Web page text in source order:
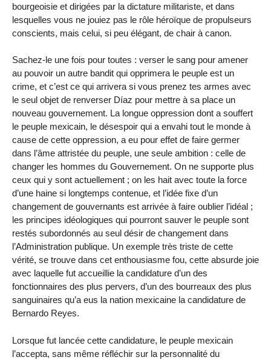
bourgeoisie et dirigées par la dictature militariste, et dans
lesquelles vous ne jouiez pas le rôle héroïque de propulseurs
conscients, mais celui, si peu élégant, de chair à canon.
Sachez-le une fois pour toutes : verser le sang pour amener
au pouvoir un autre bandit qui opprimera le peuple est un
crime, et c’est ce qui arrivera si vous prenez tes armes avec
le seul objet de renverser Díaz pour mettre à sa place un
nouveau gouvernement. La longue oppression dont a souffert
le peuple mexicain, le désespoir qui a envahi tout le monde à
cause de cette oppression, a eu pour effet de faire germer
dans l’âme attristée du peuple, une seule ambition : celle de
changer les hommes du Gouvernement. On ne supporte plus
ceux qui y sont actuellement ; on les hait avec toute la force
d’une haine si longtemps contenue, et l’idée fixe d’un
changement de gouvernants est arrivée à faire oublier l’idéal ;
les principes idéologiques qui pourront sauver le peuple sont
restés subordonnés au seul désir de changement dans
l’Administration publique. Un exemple très triste de cette
vérité, se trouve dans cet enthousiasme fou, cette absurde joie
avec laquelle fut accueillie la candidature d’un des
fonctionnaires des plus pervers, d’un des bourreaux des plus
sanguinaires qu’a eus la nation mexicaine la candidature de
Bernardo Reyes.
Lorsque fut lancée cette candidature, le peuple mexicain
l’accepta, sans même réfléchir sur la personnalité du